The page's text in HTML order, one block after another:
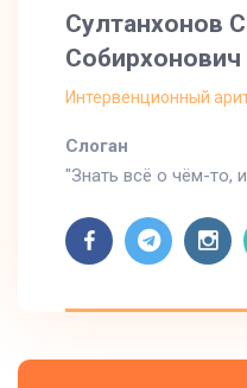
Султанхонов
Собирхонович
Интервенционный
Cлоган
"Знать всё о чём-то,